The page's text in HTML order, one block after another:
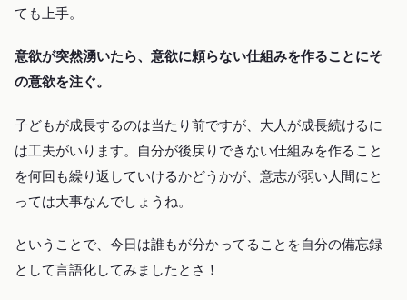
ても上手。
意欲が突然湧いたら、意欲に頼らない仕組みを作ることにそ
の意欲を注ぐ。
子どもが成長するのは当たり前ですが、大人が成長続けるに
は工夫がいります。自分が後戻りできない仕組みを作ること
を何回も繰り返していけるかどうかが、意志が弱い人間にと
っては大事なんでしょうね。
ということで、今日は誰もが分かってることを自分の備忘録
として言語化してみましたとさ！